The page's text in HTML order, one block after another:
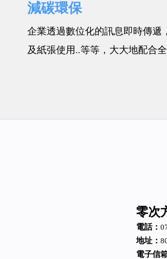
減碳環保
企業透過數位化的訊息即時傳遞
及紙張使用..等等，大大地配合
零次
電話：
地址：
電子信